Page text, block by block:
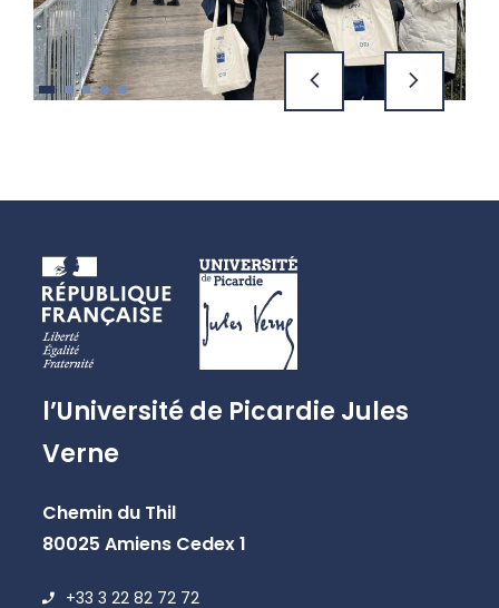
précédent suivant
l’Université de Picardie Jules
Verne
Chemin du Thil
80025 Amiens Cedex 1
+33 3 22 82 72 72